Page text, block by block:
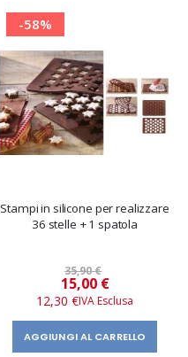
-58%
Stampi in silicone per realizzare
36 stelle + 1 spatola
35,90 €
Prezzo
speciale
15,00 €
12,30 €
AGGIUNGI AL CARRELLO